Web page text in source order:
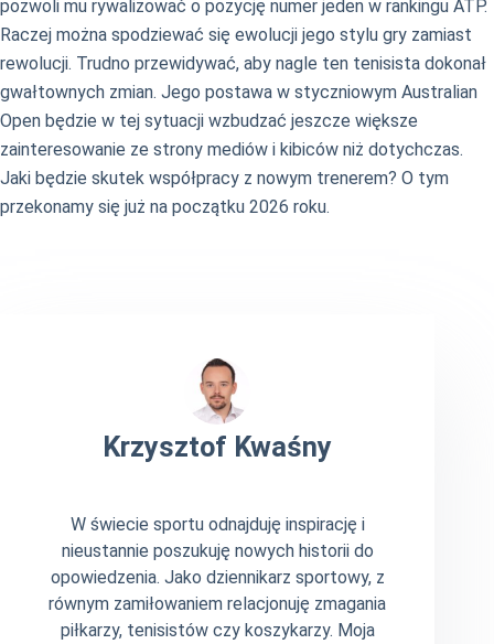
pozwoli mu rywalizować o pozycję numer jeden w rankingu ATP.
Raczej można spodziewać się ewolucji jego stylu gry zamiast
rewolucji. Trudno przewidywać, aby nagle ten tenisista dokonał
gwałtownych zmian. Jego postawa w styczniowym Australian
Open będzie w tej sytuacji wzbudzać jeszcze większe
zainteresowanie ze strony mediów i kibiców niż dotychczas.
Jaki będzie skutek współpracy z nowym trenerem? O tym
przekonamy się już na początku 2026 roku.
Krzysztof Kwaśny
W świecie sportu odnajduję inspirację i
nieustannie poszukuję nowych historii do
opowiedzenia. Jako dziennikarz sportowy, z
równym zamiłowaniem relacjonuję zmagania
piłkarzy, tenisistów czy koszykarzy. Moja